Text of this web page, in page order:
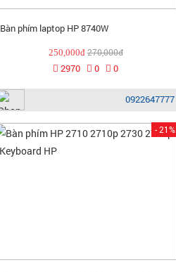
Bàn phím laptop HP 8740W
250,000đ270,000đ
2970 0 0
0922647777
- 21%